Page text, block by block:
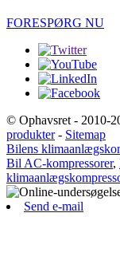
FORESPØRG NU
© Ophavsret - 2010-
produkter- Sitemap
Bilens
Bil AC-kompressorer,
Send e-mail